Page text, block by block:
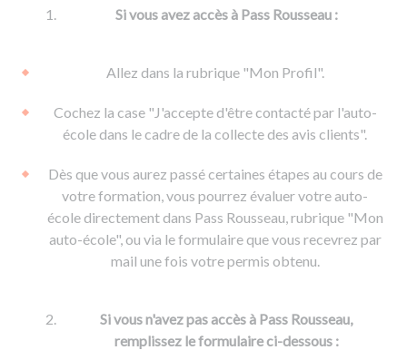
Passer l'ETM
Permis voiture
Permis remorque
Permis & handicap
d'apprentissage
De la conduite en voiture
De la conduite à moto
Voir tous les supports
Formations pro.
Permis poids lourd
Formation FCO
Formation CACES
Devenir enseignant de la conduite
Ressources
Si vous avez accès à Pass Rousseau :
Allez dans la rubrique "Mon Profil".
Cochez la case "J'accepte d'être contacté par l'auto-
école dans le cadre de la collecte des avis clients".
Dès que vous aurez passé certaines étapes au cours de
votre formation, vous pourrez évaluer votre auto-
école directement dans Pass Rousseau, rubrique "Mon
auto-école", ou via le formulaire que vous recevrez par
mail une fois votre permis obtenu.
Si vous n'avez pas accès à Pass Rousseau,
remplissez le formulaire ci-dessous :